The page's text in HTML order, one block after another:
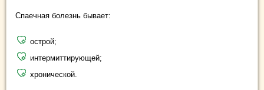
Спаечная болезнь бывает:
острой;
интермиттирующей;
хронической.